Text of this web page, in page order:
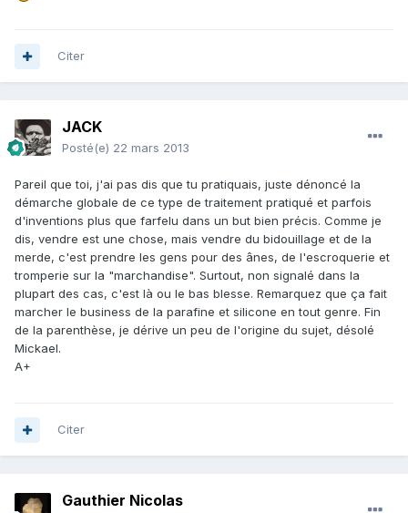
Citer
JACK
Posté(e) 22 mars 2013
Pareil que toi, j'ai pas dis que tu pratiquais, juste dénoncé la
démarche globale de ce type de traitement pratiqué et parfois
d'inventions plus que farfelu dans un but bien précis. Comme je
dis, vendre est une chose, mais vendre du bidouillage et de la
merde, c'est prendre les gens pour des ânes, de l'escroquerie et
tromperie sur la "marchandise". Surtout, non signalé dans la
plupart des cas, c'est là ou le bas blesse. Remarquez que ça fait
marcher le business de la parafine et silicone en tout genre. Fin
de la parenthèse, je dérive un peu de l'origine du sujet, désolé
Mickael.
A+
Citer
Gauthier Nicolas